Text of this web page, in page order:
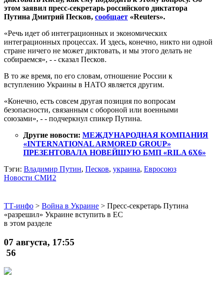
этом заявил пресс-секретарь российского диктатора
Путина Дмитрий Песков, сообщает «Reuters».
«Речь идет об интеграционных и экономических
интеграционных процессах. И здесь, конечно, никто ни одной
стране ничего не может диктовать, и мы этого делать не
собираемся», - - сказал Песков.
В то же время, по его словам, отношение России к
вступлению Украины в НАТО является другим.
«Конечно, есть совсем другая позиция по вопросам
безопасности, связанным с обороной или военными
союзами», - - подчеркнул спикер Путина.
Другие новости: МЕЖДУНАРОДНАЯ КОМПАНИЯ
«INTERNATIONAL ARMORED GROUP»
ПРЕЗЕНТОВАЛА НОВЕЙШУЮ БМП «RILA 6X6»
Тэги: Владимир Путин, Песков, украина, Евросоюз
Новости СМИ2
ТТ-инфо > Война в Украине > Пресс-секретарь Путина
«разрешил» Украине вступить в ЕС
в этом разделе
07 августа, 17:55
56